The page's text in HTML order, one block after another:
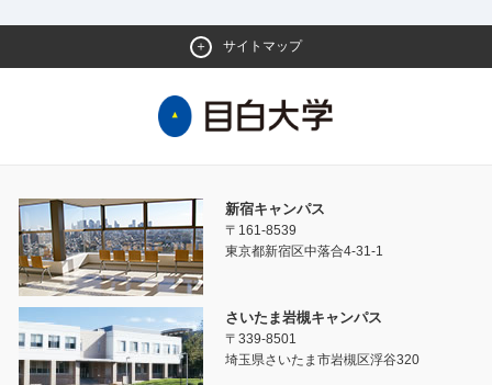
サイトマップ
新宿キャンパス
〒161-8539
東京都新宿区中落合4-31-1
さいたま岩槻キャンパス
〒339-8501
埼玉県さいたま市岩槻区浮谷320